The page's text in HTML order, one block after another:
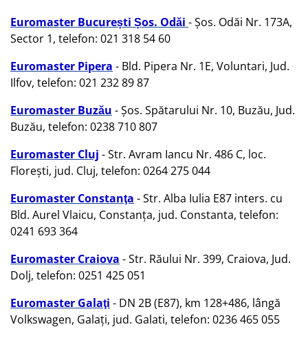
Euromaster București Șos. Odăi - Șos. Odăi Nr. 173A,
Sector 1, telefon: 021 318 54 60
Euromaster Pipera - Bld. Pipera Nr. 1E, Voluntari, Jud.
Ilfov, telefon: 021 232 89 87
Euromaster Buzău - Șos. Spătarului Nr. 10, Buzău, Jud.
Buzău, telefon: 0238 710 807
Euromaster Cluj - Str. Avram Iancu Nr. 486 C, loc.
Florești, jud. Cluj, telefon: 0264 275 044
Euromaster Constanţa - Str. Alba Iulia E87 inters. cu
Bld. Aurel Vlaicu, Constanța, jud. Constanta, telefon:
0241 693 364
Euromaster Craiova - Str. Răului Nr. 399, Craiova, Jud.
Dolj, telefon: 0251 425 051
Euromaster Galaţi - DN 2B (E87), km 128+486, lângă
Volkswagen, Galați, jud. Galati, telefon: 0236 465 055